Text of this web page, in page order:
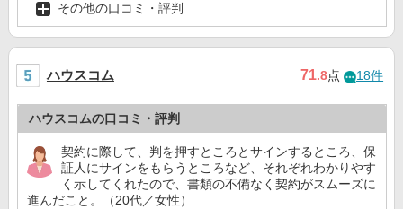
その他の口コミ・評判
ハウスコム 71.8点 18件
ハウスコムの口コミ・評判
契約に際して、判を押すところとサインするところ、保
証人にサインをもらうところなど、それぞれわかりやす
く示してくれたので、書類の不備なく契約がスムーズに
進んだこと。（20代／女性）